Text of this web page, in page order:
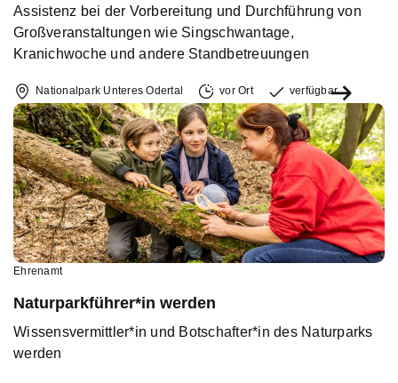
Assistenz bei der Vorbereitung und Durchführung von
Großveranstaltungen wie Singschwantage,
Kranichwoche und andere Standbetreuungen
Nationalpark Unteres Odertal vor Ort verfügbar
Ehrenamt
Naturparkführer*in werden
Wissensvermittler*in und Botschafter*in des Naturparks
werden